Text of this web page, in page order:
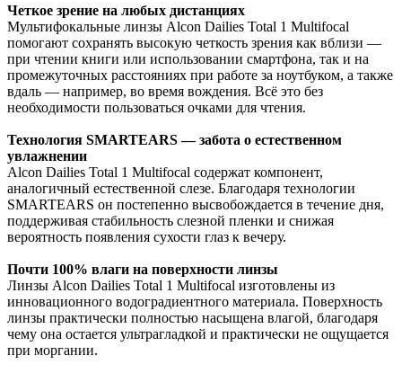
Четкое зрение на любых дистанциях
Мультифокальные линзы Alcon Dailies Total 1 Multifocal
помогают сохранять высокую четкость зрения как вблизи —
при чтении книги или использовании смартфона, так и на
промежуточных расстояниях при работе за ноутбуком, а также
вдаль — например, во время вождения. Всё это без
необходимости пользоваться очками для чтения.
Технология SMARTEARS — забота о естественном
увлажнении
Alcon Dailies Total 1 Multifocal содержат компонент,
аналогичный естественной слезе. Благодаря технологии
SMARTEARS он постепенно высвобождается в течение дня,
поддерживая стабильность слезной пленки и снижая
вероятность появления сухости глаз к вечеру.
Почти 100% влаги на поверхности линзы
Линзы Alcon Dailies Total 1 Multifocal изготовлены из
инновационного водоградиентного материала. Поверхность
линзы практически полностью насыщена влагой, благодаря
чему она остается ультрагладкой и практически не ощущается
при моргании.